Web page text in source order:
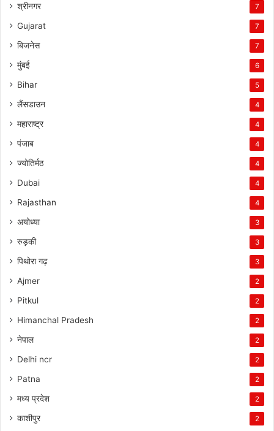
श्रीनगर 7
Gujarat 7
बिजनेस 7
मुंबई 6
Bihar 5
लैंसडाउन 4
महाराष्ट्र 4
पंजाब 4
ज्योतिर्मठ 4
Dubai 4
Rajasthan 4
अयोध्या 3
रुड़की 3
पिथोरा गढ़ 3
Ajmer 2
Pitkul 2
Himanchal Pradesh 2
नेपाल 2
Delhi ncr 2
Patna 2
मध्य प्रदेश 2
काशीपुर 2